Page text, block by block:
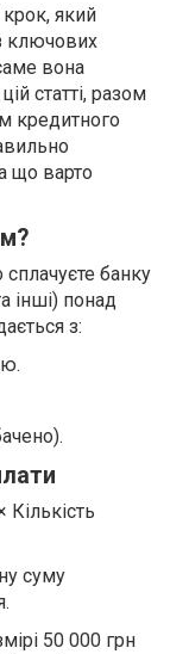
який
ключових
вона
статті, разом
кредитного
що варто
банку
інші) понад
з:
суму
50 000 грн